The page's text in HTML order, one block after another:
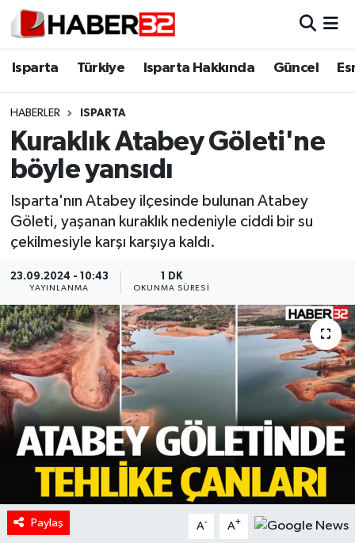
Isparta Türkiye Isparta Hakkında Güncel
HABERLER ISPARTA
Kuraklık Atabey Göleti'ne
böyle yansıdı
Isparta'nın Atabey ilçesinde bulunan Atabey
Göleti, yaşanan kuraklık nedeniyle ciddi bir su
çekilmesiyle karşı karşıya kaldı.
23.09.2024 - 10:43
YAYINLANMA
1 DK
OKUNMA SÜRESI
Paylaş A- A+
Isparta
Esnaf Diyor ki;
ASAYİŞ
BİLİM VE TEKNOLOJİ
GENEL
Güncel
HABERDE İNSAN
İlginç
KÜLTÜR SANAT
MAGAZİN
Isparta Nöbetçi Eczaneler
Isparta Trafik Yoğunluk Haritası
Süper Lig Puan Durumu ve Fikstür
Tüm Manşetler
Haber Arşivi